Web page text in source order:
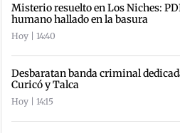
Misterio resuelto en Los Niches:
humano hallado en la basura
Hoy | 14:40
Desbaratan banda criminal
Curicó y Talca
Hoy | 14:15